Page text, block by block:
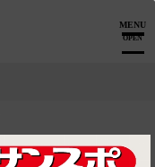
MENU
OPEN